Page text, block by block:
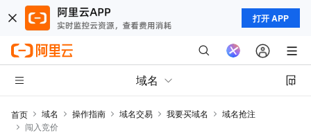
打开 APP
域名
首页 域名 操作指南 域名交易 我要买域名
域名抢注
闯入竞价